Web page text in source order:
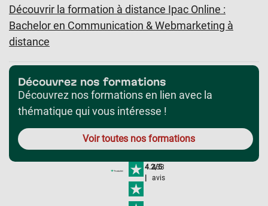
Découvrir la formation à distance Ipac Online :
Bachelor en Communication & Webmarketing à
distance
Découvrez nos formations
Découvrez nos formations en lien avec la
thématique qui vous intéresse !
Voir toutes nos formations
4.2/5
|
433
avis